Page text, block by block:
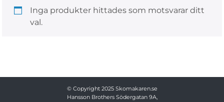
Inga produkter hittades som motsvarar ditt
val.
© Copyright 2025 Skomakaren.se
Hansson Brothers Södergatan 9A,